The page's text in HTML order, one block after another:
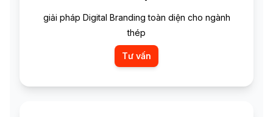
giải pháp Digital Branding toàn diện cho ngành
thép
Tư vấn